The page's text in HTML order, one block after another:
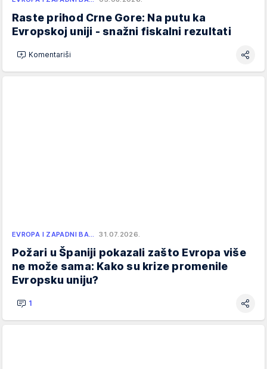
Raste prihod Crne Gore: Na putu ka
Evropskoj uniji - snažni fiskalni rezultati
Komentariši
EVROPA I ZAPADNI BA… 31.07.2026.
Požari u Španiji pokazali zašto Evropa više
ne može sama: Kako su krize promenile
Evropsku uniju?
1